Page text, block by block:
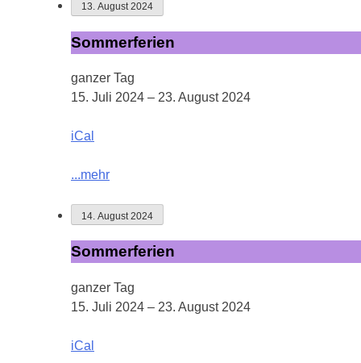
13. August 2024
Sommerferien
Sommerferien
ganzer Tag
15. Juli 2024 – 23. August 2024
iCal
...mehr
14. August 2024
Sommerferien
Sommerferien
ganzer Tag
15. Juli 2024 – 23. August 2024
iCal